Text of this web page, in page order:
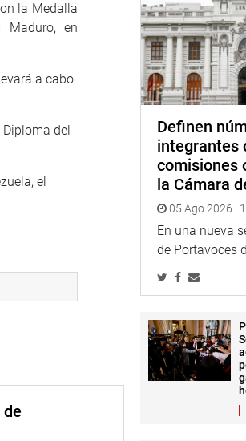
la Medalla
Maduro, en
a cabo
del
el
Definen
integrantes
comisiones
la Cámara
05 Ago 2026 |
En una nueva
de Portavoces